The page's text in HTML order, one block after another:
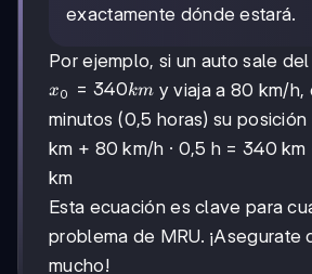
exactamente dónde estará.
Por ejemplo, si un auto sale
x₀
=
340
km
x0 = 340km y viaja a 80 km/
minutos (0,5 horas) su
km + 80 km/h · 0,5 h = 340
km
Esta ecuación es clave para
problema de MRU. ¡Asegurate
mucho!